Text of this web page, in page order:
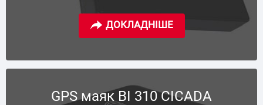
GPS маяк BI 310 CICADA